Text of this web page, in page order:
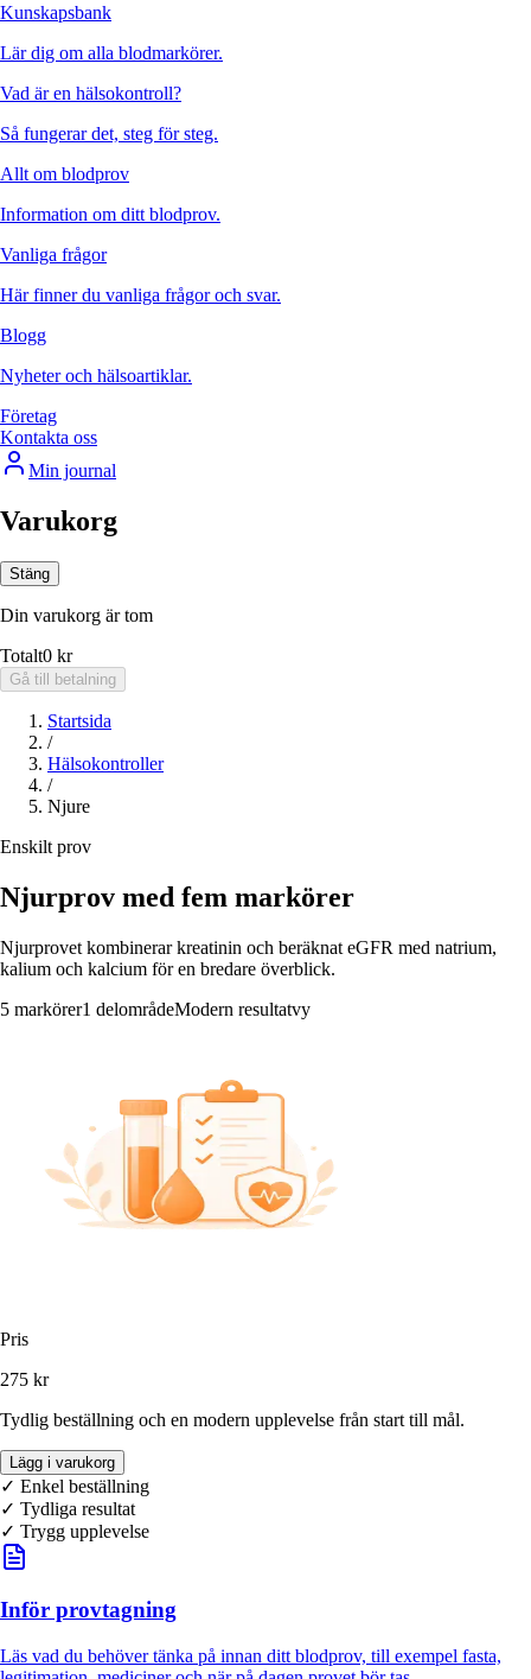
Kunskapsbank
Lär dig om alla blodmarkörer.
Vad är en hälsokontroll?
Så fungerar det, steg för steg.
Allt om blodprov
Information om ditt blodprov.
Vanliga frågor
Här finner du vanliga frågor och svar.
Blogg
Nyheter och hälsoartiklar.
Företag
Kontakta oss
Min journal
Varukorg
Stäng
Din varukorg är tom
Totalt0 kr
Gå till betalning
Startsida
/
Hälsokontroller
/
Njure
Enskilt prov
Njurprov med fem markörer
Njurprovet kombinerar kreatinin och beräknat eGFR med natrium,
kalium och kalcium för en bredare överblick.
5 markörer1 delområdeModern resultatvy
Pris
275 kr
Tydlig beställning och en modern upplevelse från start till mål.
Lägg i varukorg
✓ Enkel beställning
✓ Tydliga resultat
✓ Trygg upplevelse
Inför provtagning
Läs vad du behöver tänka på innan ditt blodprov, till exempel fasta,